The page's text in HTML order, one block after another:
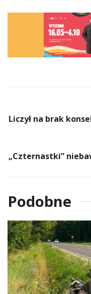
Liczył na brak
„Czternastki”
Podobne